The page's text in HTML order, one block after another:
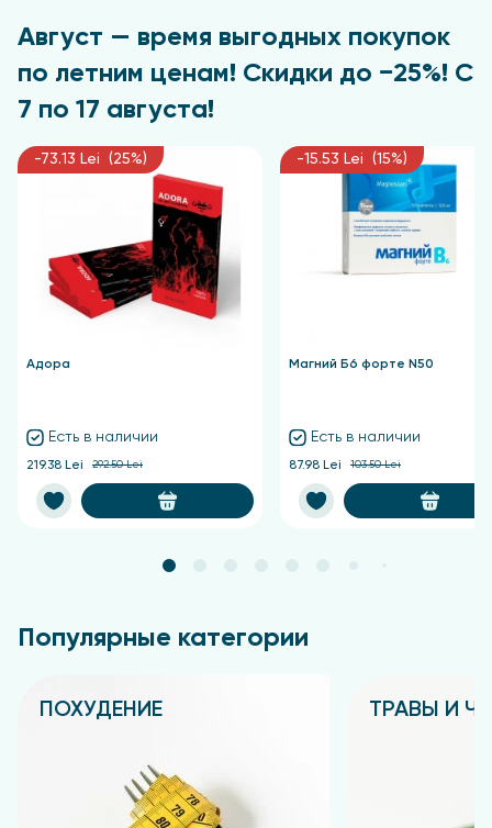
холодильнике и принимать по одной чайной ложке
три-четыре раза в день.
Август — время выгодных покупок
по летним ценам! Скидки до −25%! С
7 по 17 августа!
-73.13 Lei (25%)
Адора
Есть в наличии
219.38 Lei 292.50 Lei
-15.53 Lei (15%)
Магний Б6 форте N50
Есть в наличии
87.98 Lei 103.50 Lei
Популярные категории
ПОХУДЕНИЕ ТРАВЫ И